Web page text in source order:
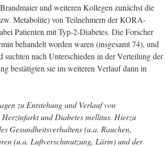
und weiteren Kollegen zunächst die
Metabolite) von Teilnehmern der KORA-
Patienten mit Typ-2-Diabetes. Die Forscher
behandelt worden waren (insgesamt 74), und
nach Unterschieden in der Verteilung der
bestätigten sie im weiteren Verlauf dann in
zu Entstehung und Verlauf von
und Diabetes mellitus. Hierzu
Gesundheitsverhaltens (u.a. Rauchen,
(u.a. Luftverschmutzung, Lärm) und der